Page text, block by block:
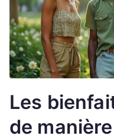
Les
de manière